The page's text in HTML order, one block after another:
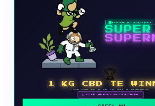
NIEUW VIDEOSPEL
SUPER
🏆
1 KG CBD TE
Doe mee en klim in het klassement
🗓 ELKE MAAND BELONINGEN